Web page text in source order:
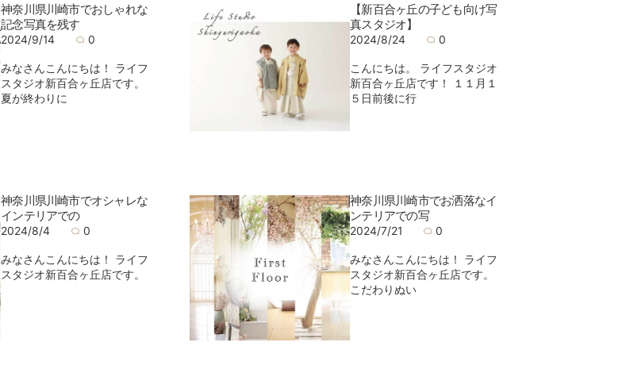
神奈川県川崎市でおしゃれな
記念写真を残す
2024/9/14 0
みなさんこんにちは！ ライフ
スタジオ新百合ヶ丘店です。
夏が終わりに
【新百合ヶ丘の子ども向け写
真スタジオ】
2024/8/24 0
こんにちは。 ライフスタジオ
新百合ヶ丘店です！ １１月１
５日前後に行
神奈川県川崎市でオシャレな
インテリアでの
2024/8/4 0
みなさんこんにちは！ ライフ
スタジオ新百合ヶ丘店です。
神奈川県川崎市でお洒落なイ
ンテリアでの写
2024/7/21 0
みなさんこんにちは！ ライフ
スタジオ新百合ヶ丘店です。
こだわりぬい